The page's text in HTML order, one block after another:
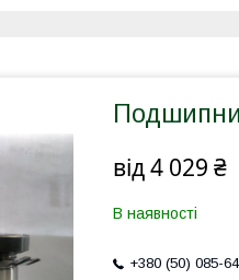
від4 029 ₴
В наявності
+380 (50) 085-